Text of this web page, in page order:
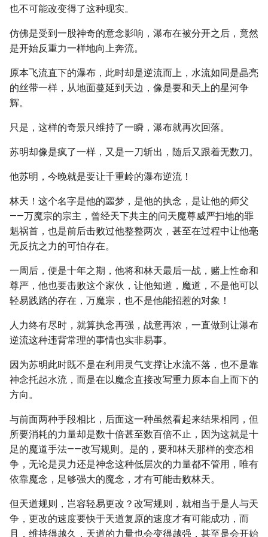
也不可能改变得了这种现实。
仿佛是受到一股神奇的意念影响，瀑布在被分开之后，竟然
是开始反重力一样地向上奔流。
原本飞流直下的瀑布，此时却是逆流而上，水流如同是晶亮
的丝带一样，从地面蔓延到天边，像是要和天上的星河争
辉。
只是，这样的奇景只维持了一瞬，瀑布就再次回落。
苏明却像是疯了一样，又是一刀斩出，随后又跟着无数刀。
他苏明，今晚就是要让千重岭的瀑布逆流！
林天！这个名字是他的噩梦，是他的执念，是让他的师父
——万魔宗的宗主，曾经天下共主的问天魔尊威严扫地的罪
魁祸首，也是前后击败过他整整两次，甚至在过程中让他毫
无反抗之力的可怕存在。
一周后，便是十年之期，他将和林天最后一战，赌上性命和
尊严，他也要击败这个家伙，让他知道，魔道，不是他可以
轻易践踏的存在，万魔宗，也不是他能招惹的对象！
人力终有尽时，就算执念再强，战意再浓，一直做到让瀑布
逆流这种违背常理的事情也实非易事。
因为苏明此时既不是在利用灵气支撑让水流不落，也不是靠
神念托起水流，而是在以魔念直接改写重力原本自上而下的
方向。
与前面两种手段相比，后面这一种虽然看起来结果相同，但
所要消耗的力量却是数十倍甚至数百倍不止，因为这就是十
足的魔道手法——改写规则。是的，要和林天那样的变态相
争，无论是灵力还是神念这种低层次的力量都不管用，唯有
依靠魔念，足够强大的魔念，才有可能击败林天。
但天道规则，岂容轻易更改？改写规则，就相当于是人与天
争，更改的速度要快于天道复原的速度才有可能成功，而
且，维持得越久，天道的力量也会变得越强，甚至是会开始